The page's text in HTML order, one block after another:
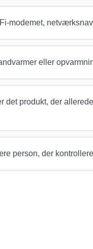
modemet,
eller
det produkt, der
person, der